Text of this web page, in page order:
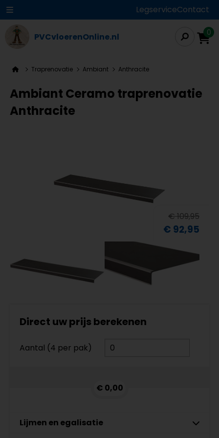
LegserviceContact
PVCvloerenOnline.nl 0
Traprenovatie Ambiant Anthracite
Ambiant Ceramo traprenovatie
Anthracite
€ 109,95
€ 92,95
Direct uw prijs berekenen
Aantal (4 per pak)
€ 0,00
Lijmen en egalisatie